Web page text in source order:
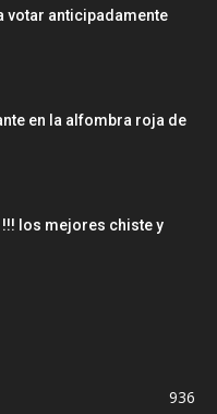
votar anticipadamente
en la alfombra roja de
los mejores chiste y
936